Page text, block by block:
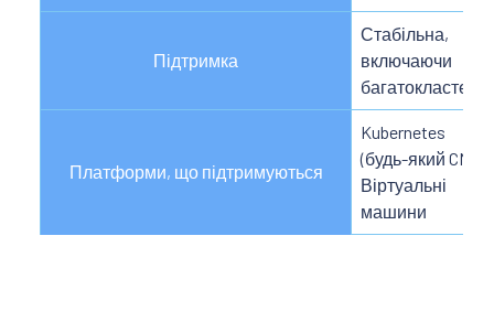
Підтримка
Стабільна,
включаючи
багатокластерні
Платформи, що підтримуються
Kubernetes
(будь-який CNI)
Віртуальні
машини